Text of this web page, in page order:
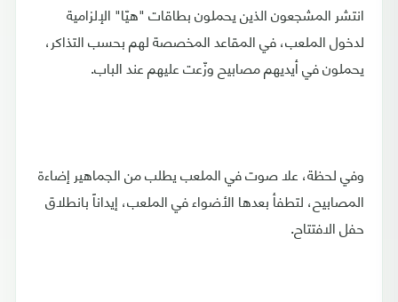
انتشر المشجعون الذين يحملون بطاقات "هيّا" الإلزامية
لدخول الملعب، في المقاعد المخصصة لهم بحسب التذاكر،
يحملون في أيديهم مصابيح وزّعت عليهم عند الباب.
وفي لحظة، علا صوت في الملعب يطلب من الجماهير إضاءة
المصابيح، لتطفأ بعدها الأضواء في الملعب، إيداناً بانطلاق
حفل الافتتاح.